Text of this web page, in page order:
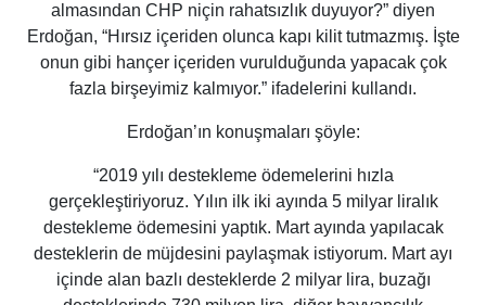
almasından CHP niçin rahatsızlık duyuyor?” diyen
Erdoğan, “Hırsız içeriden olunca kapı kilit tutmazmış. İşte
onun gibi hançer içeriden vurulduğunda yapacak çok
fazla birşeyimiz kalmıyor.” ifadelerini kullandı.
Erdoğan’ın konuşmaları şöyle:
“2019 yılı destekleme ödemelerini hızla
gerçekleştiriyoruz. Yılın ilk iki ayında 5 milyar liralık
destekleme ödemesini yaptık. Mart ayında yapılacak
desteklerin de müjdesini paylaşmak istiyorum. Mart ayı
içinde alan bazlı desteklerde 2 milyar lira, buzağı